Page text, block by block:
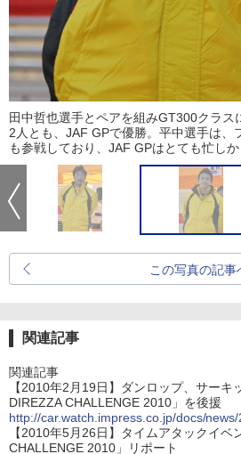
田中哲也選手とペアを組みGT300クラス
2人とも、JAF GPで優勝。平中選手は、
も参戦しており、JAF GPはとても忙し
この写真の記事
関連記事
関連記事
【2010年2月19日】ダンロップ、サーキ
DIREZZA CHALLENGE 2010」を後援
http://car.watch.impress.co.jp/docs/
【2010年5月26日】タイムアタックイベ
CHALLENGE 2010」リポート